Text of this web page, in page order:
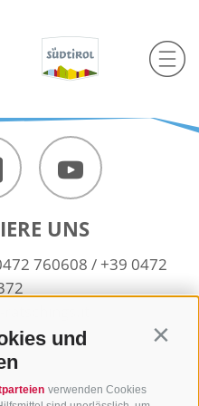
und
verwenden Cookies
UNS
760608 / +39 0472